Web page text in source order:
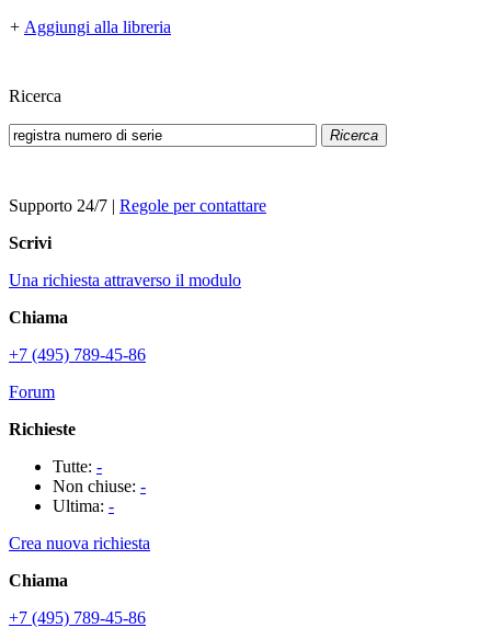
+ Aggiungi alla libreria
Ricerca
Ricerca
Supporto 24/7 | Regole per contattare
Scrivi
Una richiesta attraverso il modulo
Chiama
+7 (495) 789-45-86
Forum
Richieste
Tutte: -
Non chiuse: -
Ultima: -
Crea nuova richiesta
Chiama
+7 (495) 789-45-86